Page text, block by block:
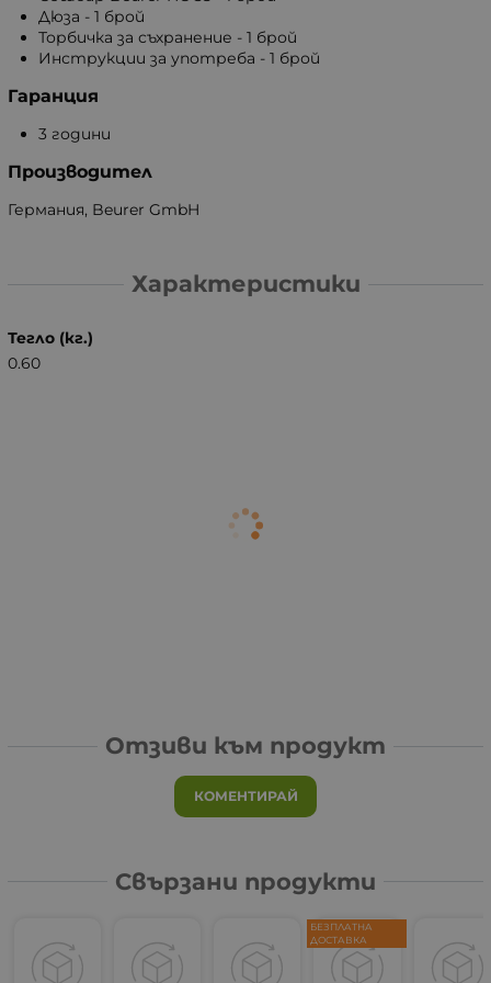
Дюза - 1 брой
Торбичка за съхранение - 1 брой
Инструкции за употреба - 1 брой
Гаранция
3 години
Производител
Германия, Beurer GmbH
Характеристики
Тегло (кг.)
0.60
Отзиви към продукт
КОМЕНТИРАЙ
Свързани продукти
БЕЗПЛАТНА
ДОСТАВКА